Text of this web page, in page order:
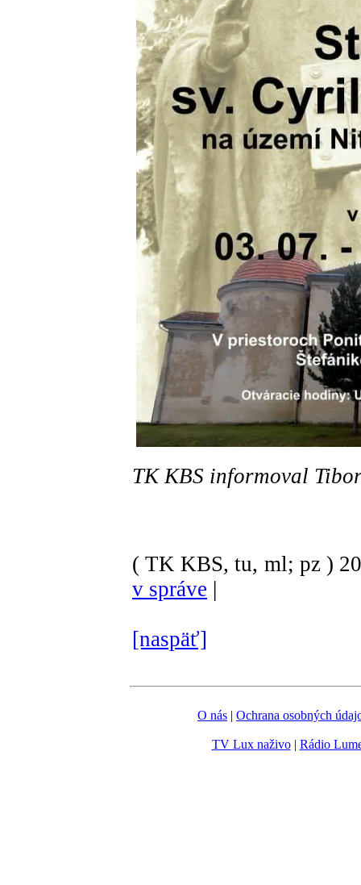
TK KBS informoval
( TK KBS, tu, ml; pz )
v správe |
[naspäť]
O nás | Ochrana osobných
TV Lux naživo| Rádio